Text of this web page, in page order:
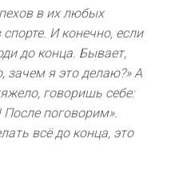
в их любых
И конечно, если
до конца. Бывает,
зачем я это делаю?» А
говоришь себе:
После поговорим».
всё до конца, это